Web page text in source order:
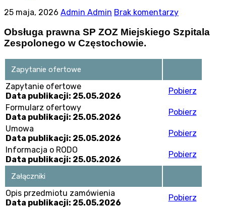
25 maja, 2026 Admin Admin Brak komentarzy
Obsługa prawna SP ZOZ Miejskiego Szpitala
Zespolonego w Częstochowie.
Zapytanie ofertowe
Zapytanie ofertowe
Data publikacji: 25.05.2026
Pobierz
Formularz ofertowy
Data publikacji: 25.05.2026
Pobierz
Umowa
Data publikacji: 25.05.2026
Pobierz
Informacja o RODO
Data publikacji: 25.05.2026
Pobierz
Załączniki
Opis przedmiotu zamówienia
Data publikacji: 25.05.2026
Pobierz